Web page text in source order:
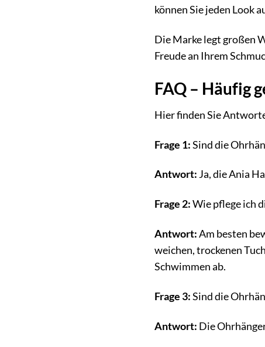
können Sie jeden Look
Die Marke legt großen
Freude an Ihrem
FAQ – Häufig
Hier finden Sie
Frage 1:Sind die
Antwort:Ja, die Ania
Frage 2:Wie pflege ich
Antwort:Am besten
weichen, trockenen
Schwimmen ab.
Frage 3:Sind die
Antwort: Die